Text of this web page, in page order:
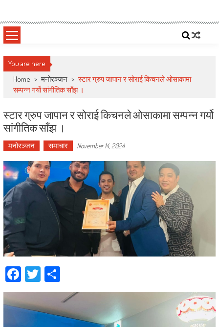
content
Deepshree Online
You are here
Home > मनोरञ्जन > स्टार ग्रुप जापान र सोराई किचनले ओसाकामा
सम्पन्न गर्यो सांगीतिक साँझ ।
स्टार ग्रुप जापान र सोराई किचनले ओसाकामा सम्पन्न गर्यो
सांगीतिक साँझ ।
मनोरञ्जन समाचार November 14, 2024
Facebook
TwitterShare